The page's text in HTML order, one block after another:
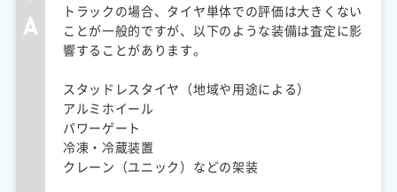
トラックの場合、タイヤ単体での評価は大きくない
ことが一般的ですが、以下のような装備は査定に影
響することがあります。
スタッドレスタイヤ（地域や用途による）
アルミホイール
パワーゲート
冷凍・冷蔵装置
クレーン（ユニック）などの架装